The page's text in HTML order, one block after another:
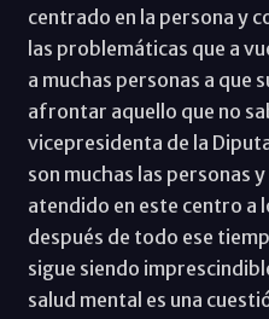
centrado en la persona y
las problemáticas que a
a muchas personas a que
afrontar aquello que no
vicepresidenta de la
son muchas las personas
atendido en este centro a
después de todo ese
sigue siendo
salud mental es una